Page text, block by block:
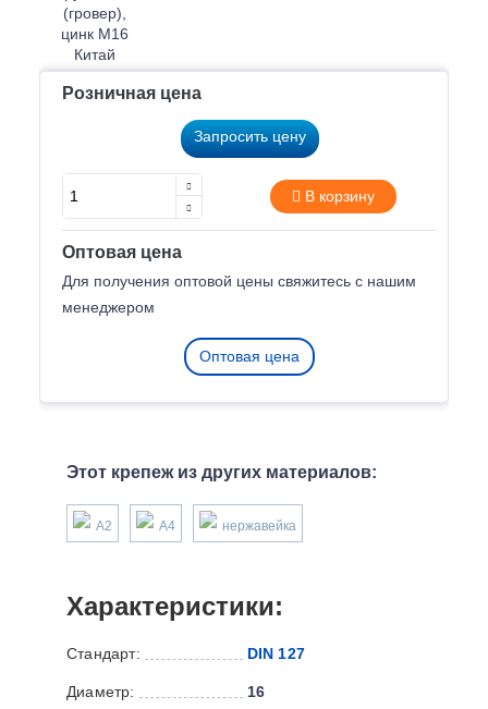
Розничная цена
Запросить цену
В корзину
Оптовая цена
Для получения оптовой цены свяжитесь с нашим
менеджером
Оптовая цена
Этот крепеж из других материалов:
А2 А4 нержавейка
Характеристики:
Стандарт: DIN 127
Диаметр: 16